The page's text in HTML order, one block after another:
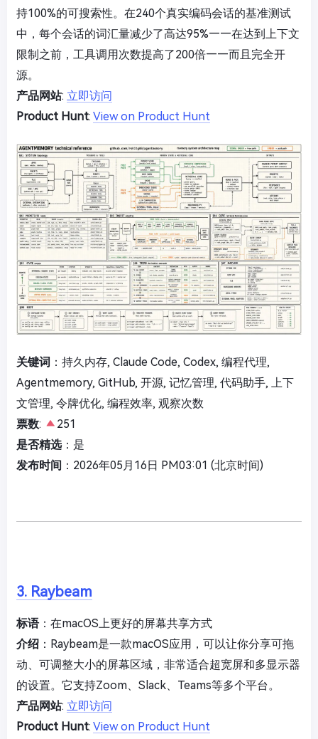
持100%的可搜索性。在240个真实编码会话的基准测试
中，每个会话的词汇量减少了高达95%——在达到上下文
限制之前，工具调用次数提高了200倍——而且完全开
源。
产品网站: 立即访问
Product Hunt: View on Product Hunt
关键词 ：持久内存, Claude Code, Codex, 编程代理,
Agentmemory, GitHub, 开源, 记忆管理, 代码助手, 上下
文管理, 令牌优化, 编程效率, 观察次数
票数:
251
是否精选：是
发布时间 ：2026年05月16日 PM03:01 (北京时间)
3. Raybeam
标语：在macOS上更好的屏幕共享方式
介绍 ：Raybeam是一款macOS应用，可以让你分享可拖
动、可调整大小的屏幕区域，非常适合超宽屏和多显示器
的设置。它支持Zoom、Slack、Teams等多个平台。
产品网站: 立即访问
Product Hunt: View on Product Hunt